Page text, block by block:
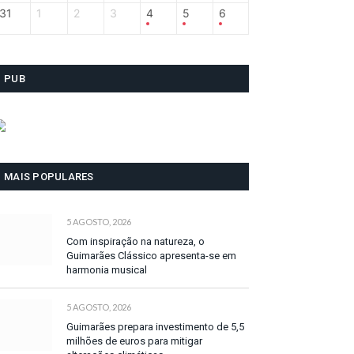
31 1 2 3 4 5 6
PUB
MAIS POPULARES
5 AGOSTO, 2026
Com inspiração na natureza, o
Guimarães Clássico apresenta-se em
harmonia musical
5 AGOSTO, 2026
Guimarães prepara investimento de 5,5
milhões de euros para mitigar